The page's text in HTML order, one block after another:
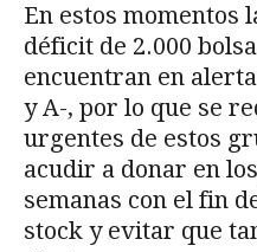
En estos momentos
déficit de 2.000
encuentran en
y A-, por lo que se
urgentes de estos
acudir a donar en
semanas con el fin
stock y evitar que